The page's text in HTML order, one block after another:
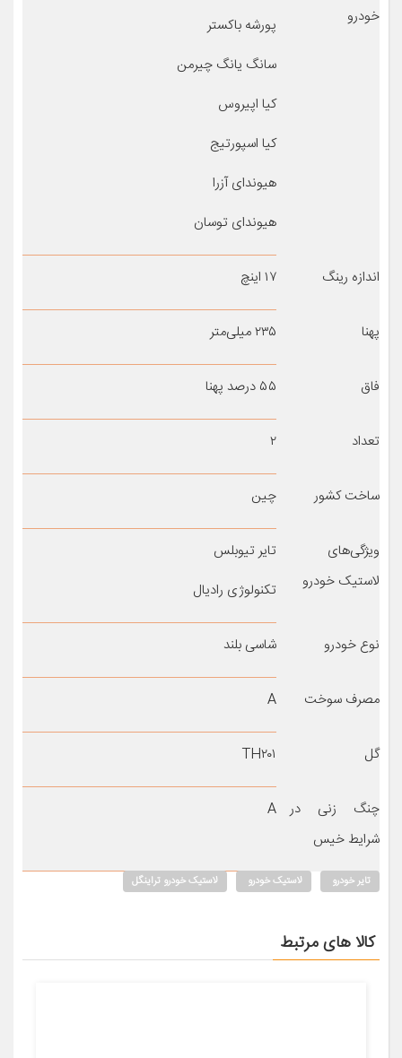
خودرو
پورشه باکستر
سانگ یانگ چیرمن
کیا اپیروس
کیا اسپورتیج
هیوندای آزرا
هیوندای توسان
اندازه رینگ ۱۷ اینچ
پهنا ۲۳۵ میلی‌متر
فاق ۵۵ درصد پهنا
تعداد ۲
ساخت کشور چین
ویژگی‌های
لاستیک خودرو
تایر تیوبلس
تکنولوژی رادیال
نوع خودرو شاسی بلند
مصرف سوخت A
گل TH۲۰۱
چنگ زنی در
شرایط خیس
A
تایر خودرو لاستیک خودرو لاستیک خودرو تراینگل
کالا های مرتبط